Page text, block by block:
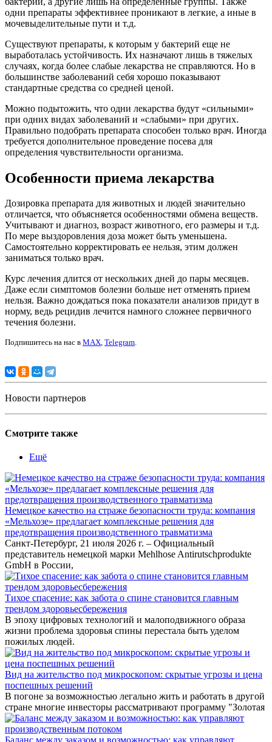
одни препараты эффективнее проникают в легкие, а иные в
мочевыделительные пути и т.д.
Существуют препараты, к которым у бактерий еще не
выработалась устойчивость. Их назначают лишь в тяжелых
случаях, когда более слабые лекарства не справляются. Но в
большинстве заболеваний себя хорошо показывают
стандартные средства со средней ценой.
Можно подытожить, что одни лекарства будут «сильными»
при одних видах заболеваний и «слабыми» при других.
Правильно подобрать препарата способен только врач. Иногда
требуется дополнительное проведение посева для
определения чувствительности организма.
Особенности приема лекарства
Дозировка препарата для животных и людей значительно
отличается, что объясняется особенностями обмена веществ.
Учитывают и диагноз, возраст животного, его размеры и т.д.
По мере выздоровления доза может быть уменьшена.
Самостоятельно корректировать ее нельзя, этим должен
заниматься только врач.
Курс лечения длится от нескольких дней до пары месяцев.
Даже если симптомов болезни больше нет отменять прием
нельзя. Важно дождаться пока показатели анализов придут в
норму, ведь рецидив лечится намного сложнее первичного
течения болезни.
Подпишитесь на нас в MAX, Telegram.
Новости партнеров
Смотрите также
Ещё
Немецкое качество на страже безопасности труда: компания
«Мельхозе» предлагает комплексные решения для
предотвращения производственного травматизма
Санкт-Петербург, 21 июля 2026 г. – Официальный
представитель немецкой марки Mehlhose Antirutschprodukte
GmbH в России,
Тихое спасение: как забота о спине становится главным
трендом здоровьесбережения
В эпоху цифровых технологий и малоподвижного образа
жизни проблема здоровья спины перестала быть уделом
пожилых людей.
Вид на жительство под микроскопом: скрытые угрозы и цена
поспешных решений
В погоне за возможностью легально жить и работать в другой
стране многие инвесторы рассматривают программу "Золотая
Баланс между заказом и возможностью: как управляют